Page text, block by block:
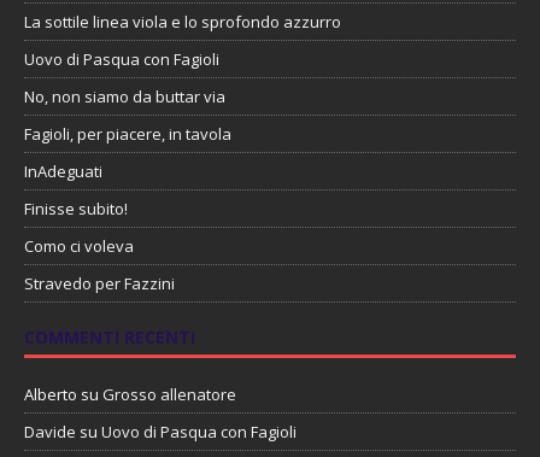
La sottile linea viola e lo sprofondo azzurro
Uovo di Pasqua con Fagioli
No, non siamo da buttar via
Fagioli, per piacere, in tavola
InAdeguati
Finisse subito!
Como ci voleva
Stravedo per Fazzini
COMMENTI RECENTI
Alberto su Grosso allenatore
Davide su Uovo di Pasqua con Fagioli